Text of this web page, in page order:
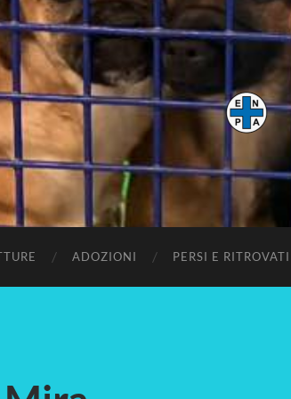
Mira
ADOZIONI PERSI E RITROVATI